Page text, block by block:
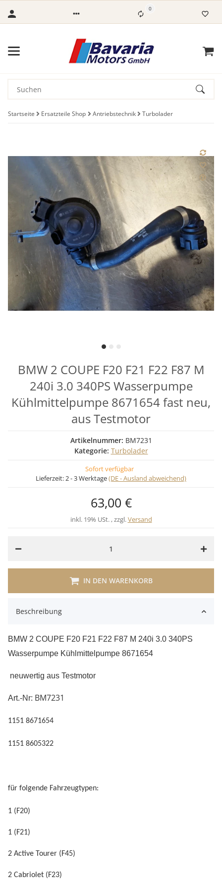
0
Startseite Ersatzteile Shop Antriebstechnik Turbolader
BMW 2 COUPE F20 F21 F22 F87 M
240i 3.0 340PS Wasserpumpe
Kühlmittelpumpe 8671654 fast neu,
aus Testmotor
Artikelnummer: BM7231
Kategorie: Turbolader
Sofort verfügbar
Lieferzeit:2 - 3 Werktage(DE - Ausland abweichend)
63,00 €
inkl. 19% USt. , zzgl.Versand
IN DEN WARENKORB
Beschreibung
BMW 2 COUPE F20 F21 F22 F87 M 240i 3.0 340PS
Wasserpumpe Kühlmittelpumpe 8671654
neuwertig aus Testmotor
Art.-Nr: BM7231
1151 8671654
1151 8605322
für folgende Fahrzeugtypen:
1 (F20)
1 (F21)
2 Active Tourer (F45)
2 Cabriolet (F23)